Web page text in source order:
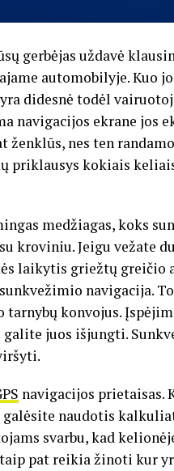
gerbėjas uždavė
automobilyje. Kuo
didesnė todėl
navigacijos ekrane jos
ženklūs, nes ten
priklausys kokiais
medžiagas, koks
kroviniu. Jeigu vežate
laikytis griežtų
navigacija.
konvojus.
juos išjungti.
navigacijos prietaisas.
naudotis
svarbu, kad
pat reikia žinoti kur